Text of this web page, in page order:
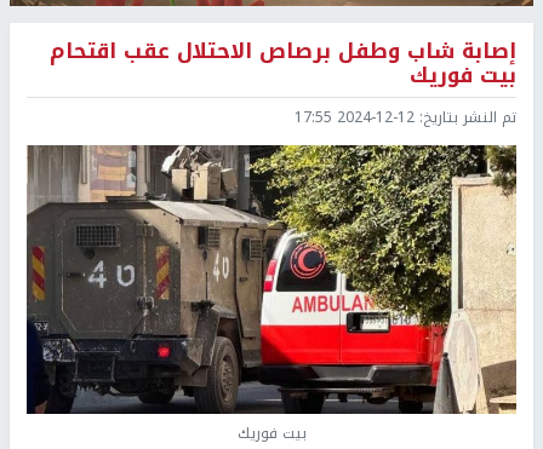
إصابة شاب وطفل برصاص الاحتلال عقب اقتحام
بيت فوريك
تم النشر بتاريخ: 2024-12-12 17:55
بيت فوريك